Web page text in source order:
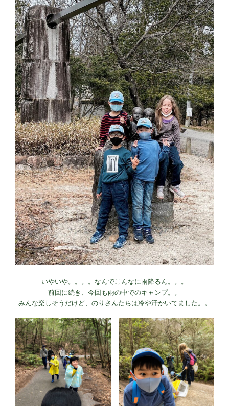
いやいや。。。。なんでこんなに雨降るん。。。
前回に続き、今回も雨の中でのキャンプ。。
みんな楽しそうだけど、のりさんたちは冷や汗かいてました。。